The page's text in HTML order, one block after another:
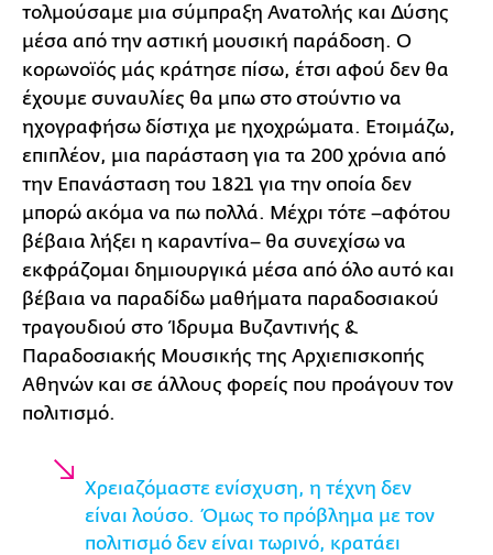
τολμούσαμε μια σύμπραξη Ανατολής και Δύσης
μέσα από την αστική μουσική παράδοση. Ο
κορωνοϊός μάς κράτησε πίσω, έτσι αφού δεν θα
έχουμε συναυλίες θα μπω στο στούντιο να
ηχογραφήσω δίστιχα με ηχοχρώματα. Ετοιμάζω,
επιπλέον, μια παράσταση για τα 200 χρόνια από
την Επανάσταση του 1821 για την οποία δεν
μπορώ ακόμα να πω πολλά. Μέχρι τότε –αφότου
βέβαια λήξει η καραντίνα– θα συνεχίσω να
εκφράζομαι δημιουργικά μέσα από όλο αυτό και
βέβαια να παραδίδω μαθήματα παραδοσιακού
τραγουδιού στο Ίδρυμα Βυζαντινής &
Παραδοσιακής Μουσικής της Αρχιεπισκοπής
Αθηνών και σε άλλους φορείς που προάγουν τον
πολιτισμό.
Χρειαζόμαστε ενίσχυση, η τέχνη δεν
είναι λούσο. Όμως το πρόβλημα με τον
πολιτισμό δεν είναι τωρινό, κρατάει